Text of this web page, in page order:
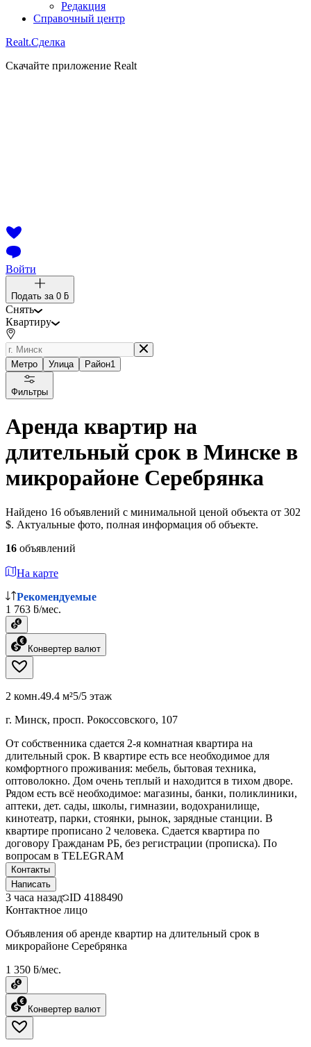
Редакция
Справочный центр
Realt.Сделка
Скачайте приложение Realt
Войти
Подать за 0 ƃ
Снять
Квартиру
Метро Улица Район1
Фильтры
Аренда квартир на
длительный срок в Минске в
микрорайоне Серебрянка
Найдено 16 объявлений с минимальной ценой объекта от 302
$. Актуальные фото, полная информация об объекте.
16 объявлений
На карте
Рекомендуемые
1 763 ƃ/мес.
Конвертер валют
2 комн.49.4 м²5/5 этаж
г. Минск, просп. Рокоссовского, 107
От собственника сдается 2-я комнатная квартира на
длительный срок. В квартире есть все необходимое для
комфортного проживания: мебель, бытовая техника,
оптоволокно. Дом очень теплый и находится в тихом дворе.
Рядом есть всё необходимое: магазины, банки, поликлиники,
аптеки, дет. сады, школы, гимназии, водохранилище,
кинотеатр, парки, стоянки, рынок, зарядные станции. В
квартире прописано 2 человека. Сдается квартира по
договору Гражданам РБ, без регистрации (прописка). По
вопросам в TELEGRAM
Контакты
Написать
3 часа назад ID 4188490
Контактное лицо
Объявления об аренде квартир на длительный срок в
микрорайоне Серебрянка
1 350 ƃ/мес.
Конвертер валют